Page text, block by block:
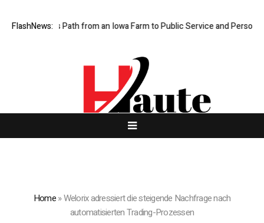
FlashNews:
Man’s Path from an Iowa Farm to Public Service and Personal
Home»Welorix adressiert die steigende Nachfrage nach
automatisierten Trading-Prozessen